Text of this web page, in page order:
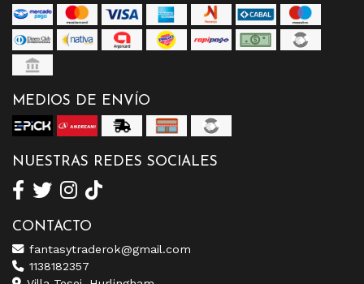
MEDIOS DE ENVÍO
NUESTRAS REDES SOCIALES
CONTACTO
fantasytraderok@gmail.com
1138182357